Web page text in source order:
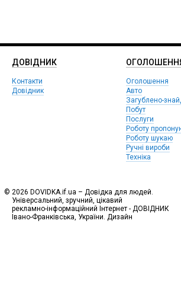
ДОВІДНИК
Контакти
Довідник
Оголошення
Авто
Загублено-
Побут
Послуги
Роботу
Роботу шукаю
Ручні вироби
Техніка
© 2026 DOVIDKA.if.ua – Довідка для людей.
Універсальний, зручний, цікавий
рекламно-інформаційний Інтернет - ДОВІДНИК
Івано-Франківська, України. Дизайн